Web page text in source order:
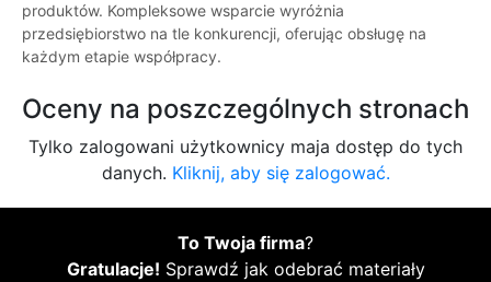
produktów. Kompleksowe wsparcie wyróżnia
przedsiębiorstwo na tle konkurencji, oferując obsługę na
każdym etapie współpracy.
Oceny na poszczególnych stronach
Tylko zalogowani użytkownicy maja dostęp do tych
danych. Kliknij, aby się zalogować.
To Twoja firma?
Gratulacje! Sprawdź jak odebrać materiały